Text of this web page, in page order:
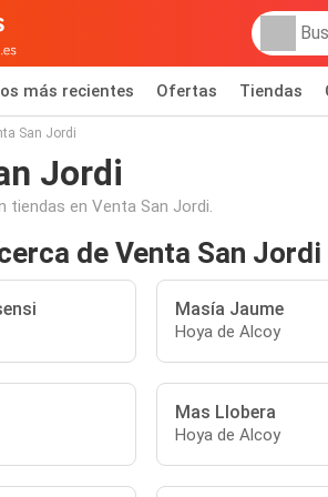
más recientes Ofertas Tiendas
San Jordi
Jordi
tiendas en Venta San Jordi.
de Venta San Jordi
Masía Jaume
Hoya de Alcoy
Mas Llobera
Hoya de Alcoy